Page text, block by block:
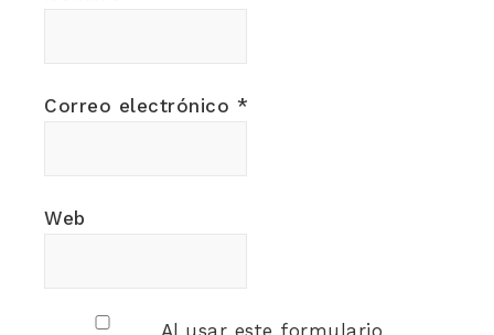
Correo electrónico *
Web
Al usar este formulario